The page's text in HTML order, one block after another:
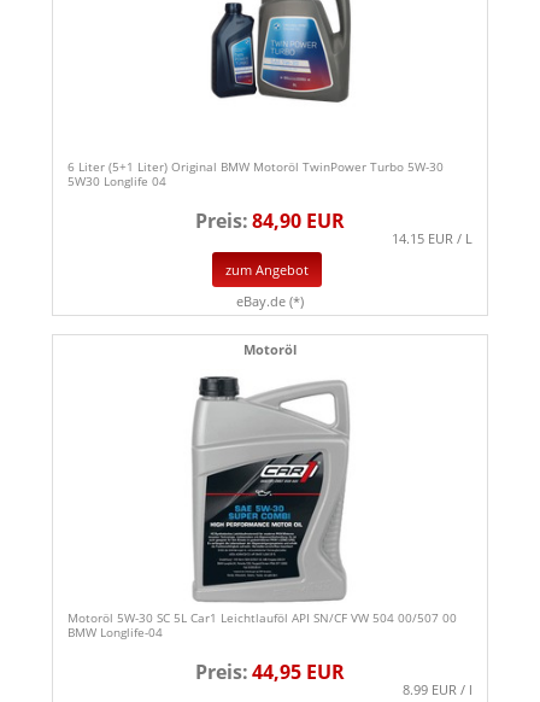
6 Liter (5+1 Liter) Original BMW Motoröl TwinPower Turbo 5W-30
5W30 Longlife 04
Preis:84,90 EUR
14.15 EUR / L
zum Angebot
eBay.de (*)
Motoröl
Motoröl 5W-30 SC 5L Car1 Leichtlauföl API SN/CF VW 504 00/507 00
BMW Longlife-04
Preis:44,95 EUR
8.99 EUR / l